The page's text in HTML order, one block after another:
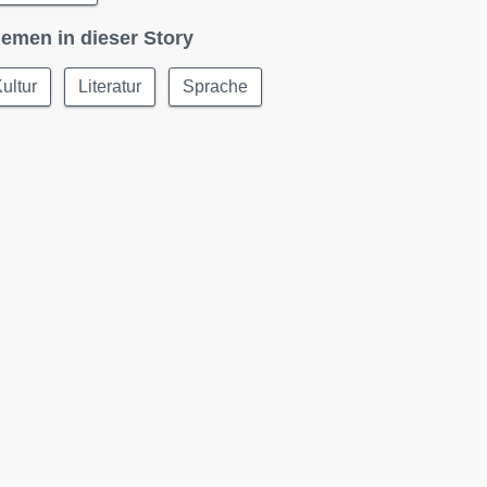
in dieser Story
Literatur Sprache